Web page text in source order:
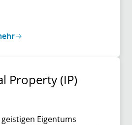
Property (IP)
Eigentums